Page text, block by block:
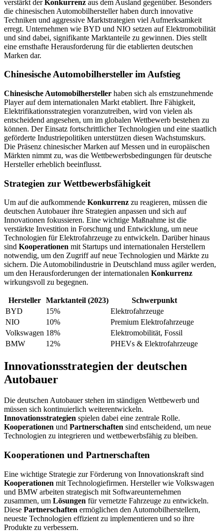
verstärkt derKonkurrenz aus dem Ausland gegenüber. Besonders
die chinesischen Automobilhersteller haben durch innovative
Techniken und aggressive Marktstrategien viel Aufmerksamkeit
erregt. Unternehmen wie BYD und NIO setzen auf Elektromobilität
und sind dabei, signifikante Marktanteile zu gewinnen. Dies stellt
eine ernsthafte Herausforderung für die etablierten deutschen
Marken dar.
Chinesische Automobilhersteller im Aufstieg
Chinesische Automobilhersteller haben sich als ernstzunehmende
Player auf dem internationalen Markt etabliert. Ihre Fähigkeit,
Elektrifikationsstrategien voranzutreiben, wird von vielen als
entscheidend angesehen, um im globalen Wettbewerb bestehen zu
können. Der Einsatz fortschrittlicher Technologien und eine staatlich
geförderte Industriepolitiken unterstützen diesen Wachstumskurs.
Die Präsenz chinesischer Marken auf Messen und in europäischen
Märkten nimmt zu, was die Wettbewerbsbedingungen für deutsche
Hersteller erheblich beeinflusst.
Strategien zur Wettbewerbsfähigkeit
Um auf die aufkommende Konkurrenz zu reagieren, müssen die
deutschen Autobauer ihre Strategien anpassen und sich auf
Innovationen fokussieren. Eine wichtige Maßnahme ist die
verstärkte Investition in Forschung und Entwicklung, um neue
Technologien für Elektrofahrzeuge zu entwickeln. Darüber hinaus
sind Kooperationen mit Startups und internationalen Herstellern
notwendig, um den Zugriff auf neue Technologien und Märkte zu
sichern. Die Automobilindustrie in Deutschland muss agiler werden,
um den Herausforderungen der internationalen Konkurrenz
wirkungsvoll zu begegnen.
Hersteller Marktanteil (2023)
Schwerpunkt
BYD
15%
Elektrofahrzeuge
NIO
10%
Premium Elektrofahrzeuge
Volkswagen 18%
Elektromobilität, Fossil
BMW
12% PHEVs & Elektrofahrzeuge
Innovationsstrategien der deutschen
Autobauer
Die deutschen Autobauer stehen im ständigen Wettbewerb und
müssen sich kontinuierlich weiterentwickeln.
Innovationsstrategien spielen dabei eine zentrale Rolle.
Kooperationen und Partnerschaften sind entscheidend, um neue
Technologien zu integrieren und wettbewerbsfähig zu bleiben.
Kooperationen und Partnerschaften
Eine wichtige Strategie zur Förderung von Innovationskraft sind
Kooperationen mit Technologiefirmen. Hersteller wie Volkswagen
und BMW arbeiten strategisch mit Softwareunternehmen
zusammen, um Lösungen für vernetzte Fahrzeuge zu entwickeln.
Diese Partnerschaften ermöglichen den Automobilherstellern,
neueste Technologien effizient zu implementieren und so ihre
Produkte zu verbessern.